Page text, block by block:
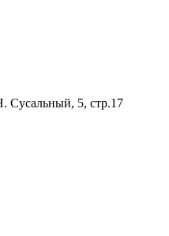
Сусальный, 5, стр.17